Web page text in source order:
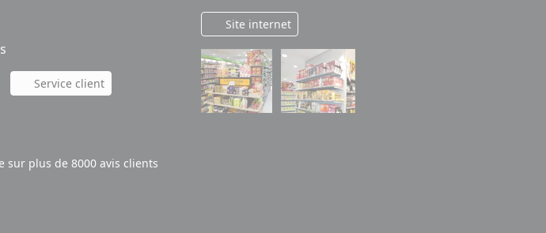
Service client
sur plus de 8000 avis clients
Site internet